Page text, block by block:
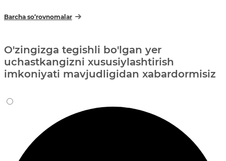
Barcha so‘rovnomalar
O'zingizga tegishli bo'lgan yer
uchastkangizni xususiylashtirish
imkoniyati mavjudligidan xabardormisiz